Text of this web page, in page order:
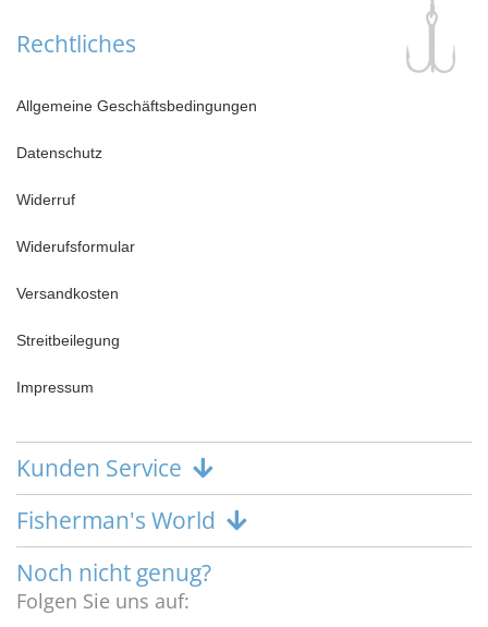
Rechtliches
Allgemeine Geschäftsbedingungen
Datenschutz
Widerruf
Widerufsformular
Versandkosten
Streitbeilegung
Impressum
Kunden Service
Fisherman's World
Noch nicht genug?
Folgen Sie uns auf: